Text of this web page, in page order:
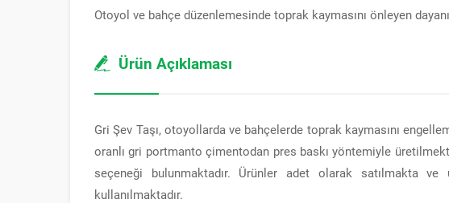
Otoyol ve bahçe düzenlemesinde toprak kaymasını önleyen
Ürün Açıklaması
Gri Şev Taşı, otoyollarda ve bahçelerde toprak kaymasını
oranlı gri portmanto çimentodan pres baskı yöntemiyle
seçeneği bulunmaktadır. Ürünler adet olarak satılmakta ve
kullanılmaktadır.